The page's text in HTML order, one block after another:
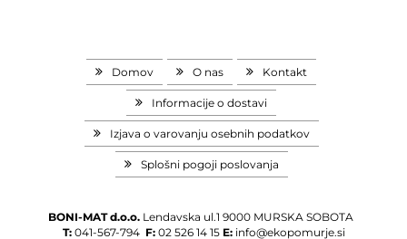
Domov O nas Kontakt
Informacije o dostavi
Izjava o varovanju osebnih podatkov
Splošni pogoji poslovanja
BONI-MAT d.o.o. Lendavska ul.1 9000 MURSKA SOBOTA
T:041-567-794 F:02 526 14 15 E:info@ekopomurje.si